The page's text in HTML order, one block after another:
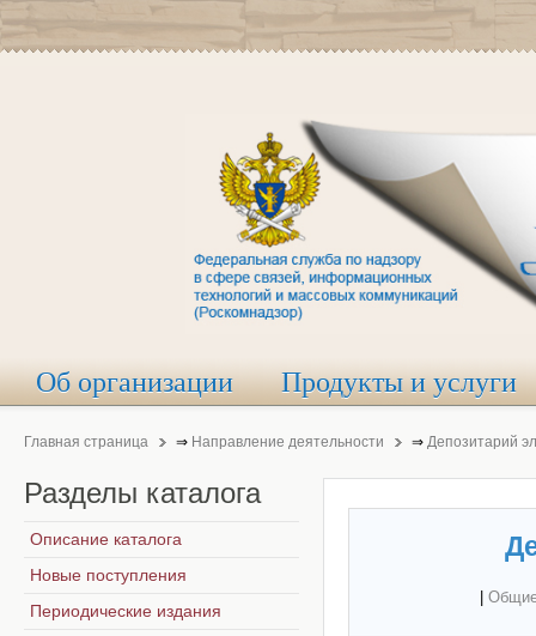
Об организации Продукты и услуги
Главная страница ⇒ Направление деятельности ⇒ Депозитарий
Разделы каталога
Описание каталога
Новые поступления
Периодические издания